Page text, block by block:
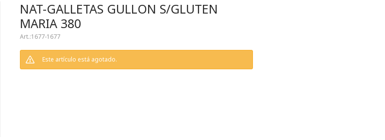
NAT-GALLETAS GULLON S/GLUTEN
MARIA 380
1677-1677
Este artículo está agotado.